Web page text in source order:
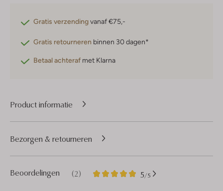
Gratis verzendingvanaf €75,-
Gratis retourneren binnen 30 dagen*
Betaal achteraf met Klarna
Product informatie
Beoordelingen (2) 5/5
2
5
Bezorgen & retourneren